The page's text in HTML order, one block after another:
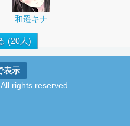
和遥キナ
(20人)
表示
rights reserved.